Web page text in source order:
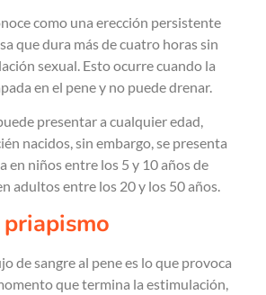
como una erección persistente
que dura más de cuatro horas sin
sexual. Esto ocurre cuando la
en el pene y no puede drenar.
presentar a cualquier edad,
nacidos, sin embargo, se presenta
en niños entre los 5 y 10 años de
adultos entre los 20 y los 50 años.
priapismo
de sangre al pene es lo que provoca
que termina la estimulación,